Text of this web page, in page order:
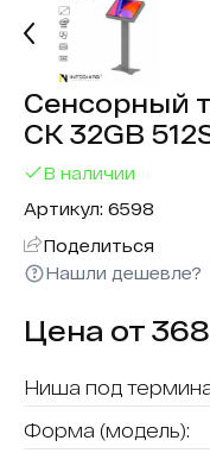
Сенсорный
СК 32GB
В наличии
Артикул: 6598
Поделиться
Нашли дешевле?
Цена от
Ниша под
Форма (модель):